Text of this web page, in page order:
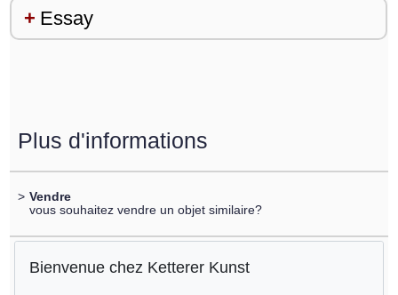
Essay
Plus d'informations
> Vendre
vous souhaitez vendre un objet similaire?
Enregistrement sur
Günther Uecker
Bienvenue chez Ketterer Kunst